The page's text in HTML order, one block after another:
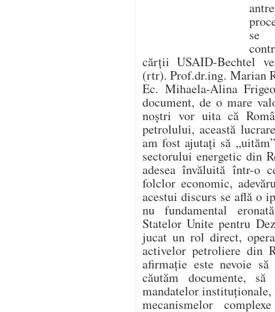
se
cărții USAID-Bechtel
(rtr). Prof.dr.ing. Marian
Ec. Mihaela-Alina
document, de o mare
noștri vor uita că
petrolului, această
am fost ajutați să
sectorului energetic din
adesea învăluită într-o
folclor economic,
acestui discurs se află o
nu fundamental
Statelor Unite pentru
jucat un rol direct,
activelor petroliere din
afirmație este nevoie
căutăm documente,
mandatelor instituționale,
mecanismelor